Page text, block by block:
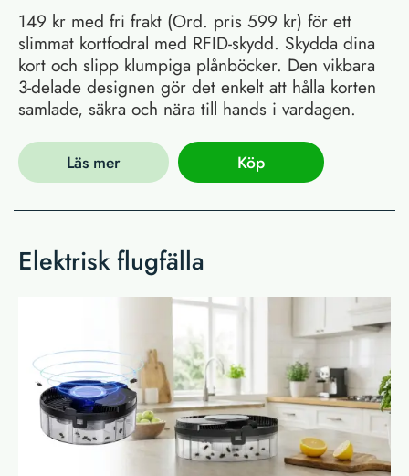
149 kr med fri frakt (Ord. pris 599 kr) för ett
slimmat kortfodral med RFID-skydd. Skydda dina
kort och slipp klumpiga plånböcker. Den vikbara
3-delade designen gör det enkelt att hålla korten
samlade, säkra och nära till hands i vardagen.
Läs mer Köp
Elektrisk flugfälla